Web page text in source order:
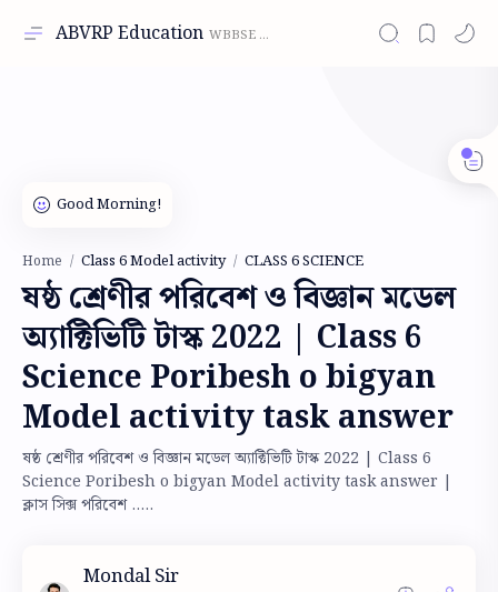
ABVRP Education
Home Class 6 Model activity CLASS 6 SCIENCE
ষষ্ঠ শ্রেণীর পরিবেশ ও বিজ্ঞান মডেল
অ্যাক্টিভিটি টাস্ক 2022 | Class 6
Science Poribesh o bigyan
Model activity task answer
ষষ্ঠ শ্রেণীর পরিবেশ ও বিজ্ঞান মডেল অ্যাক্টিভিটি টাস্ক 2022 | Class 6
Science Poribesh o bigyan Model activity task answer |
ক্লাস সিক্স পরিবেশ .....